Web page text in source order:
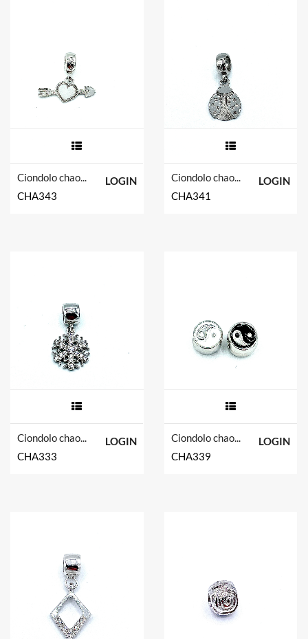
Ciondolo chaos in argento tit. 925m.
CHA343
LOGIN
Ciondolo chaos in argento tit. 925m
CHA341
LOGIN
Ciondolo chaos in argento tit. 925m.
CHA333
LOGIN
Ciondolo chaos in argento tit. 925m.
CHA339
LOGIN